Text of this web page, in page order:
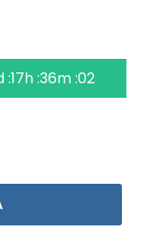
:17h :36m :01